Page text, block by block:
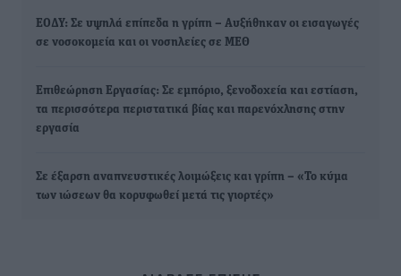
ΕΟΔΥ: Σε υψηλά επίπεδα η γρίπη – Αυξήθηκαν οι εισαγωγές
σε νοσοκομεία και οι νοσηλείες σε ΜΕΘ
Επιθεώρηση Εργασίας: Σε εμπόριο, ξενοδοχεία και εστίαση,
τα περισσότερα περιστατικά βίας και παρενόχλησης στην
εργασία
Σε έξαρση αναπνευστικές λοιμώξεις και γρίπη – «Το κύμα
των ιώσεων θα κορυφωθεί μετά τις γιορτές»